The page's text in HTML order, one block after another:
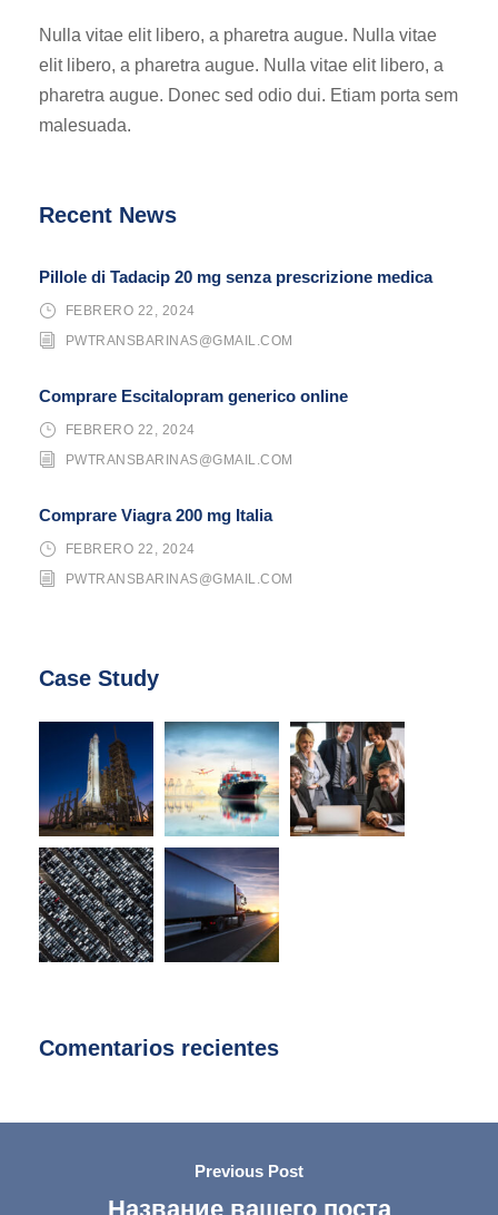
Nulla vitae elit libero, a pharetra augue. Nulla vitae
elit libero, a pharetra augue. Nulla vitae elit libero, a
pharetra augue. Donec sed odio dui. Etiam porta sem
malesuada.
Recent News
Pillole di Tadacip 20 mg senza prescrizione medica
FEBRERO 22, 2024
PWTRANSBARINAS@GMAIL.COM
Comprare Escitalopram generico online
FEBRERO 22, 2024
PWTRANSBARINAS@GMAIL.COM
Comprare Viagra 200 mg Italia
FEBRERO 22, 2024
PWTRANSBARINAS@GMAIL.COM
Case Study
Comentarios recientes
Previous Post
Название вашего поста